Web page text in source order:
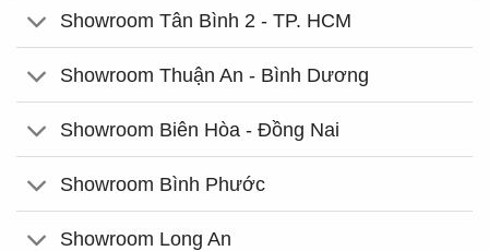
Showroom Tân Bình 2 - TP. HCM
Showroom Thuận An - Bình Dương
Showroom Biên Hòa - Đồng Nai
Showroom Bình Phước
Showroom Long An